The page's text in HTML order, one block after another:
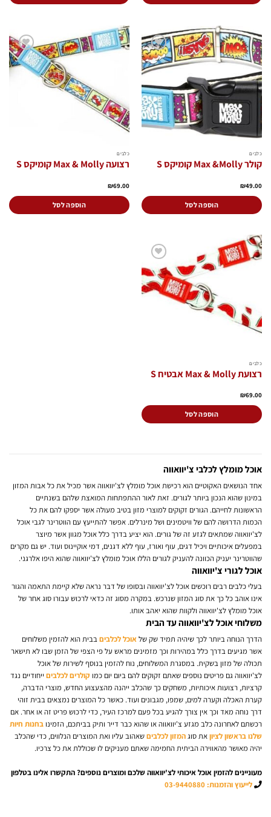
הוסף
לרשימת
המשאלות
כלבים
קולר Max &Molly קומיקס S
₪49.00
הוספה לסל
הוסף
לרשימת
המשאלות
כלבים
רצועה Max & Molly קומיקס S
₪69.00
הוספה לסל
לרשימת
המשאלות
כלבים
רצועת Max & Molly אבטיח S
₪69.00
הוספה לסל
אוכל מומלץ לכלבי צ'יוואווה
אחד הנושאים האקוטיים הוא רכישת אוכל מומלץ לצ'יוואווה אשר מכיל את כל אבות המזון
במינון שהוא הנכון ביותר לגורים. זאת לאור ההתפתחות המואצת שלהם בשנתיים
הראשונות לחייהם. הגורים זקוקים למוצרי מזון בטיב מעולה אשר יספקו להם את כל
הכמות הדרושה להם של וויטמינים ושל מינרלים. אפשר להתייעץ עם הווטרינר לגבי אוכל
לצ'יוואווה שמתאים לגזע זה של גורים. הוא יציע בדרך כלל אוכל מגוון אשר מיוצר
במפעלים איכותיים ויכיל דגים, עוף ואורז, עוף ללא דגנים, דמי אוקיינוס ועוד. יש גם מקרים
שהווטרינר יעניק הכוונה להעניק לגורים הללו אוכל מומלץ לצ'יוואווה שהוא היפו אלרגני.
אוכל לגורי צ'יוואווה
בעלי כלבים רבים רוכשים אוכל לצ'יוואווה ובסופו של דבר נראה שלא קיימת התאמה והגור
אינו אוהב כל כך את סוג המזון שנרכש. במקרה מסוג זה כדאי לרכוש עבורו סוג אחר של
אוכל מומלץ לצ'יוואווה ולקוות שהוא יאהב אותו.
משלוחי אוכל לצ'יוואווה עד הבית
הדרך הנוחה ביותר לכך שיהיה תמיד שק שלאוכל לכלביםבבית הוא להזמין משלוחים
אשר מגיעים בדרך כלל במהירות וכך מזמינים מראש על פי הצפי של הזמן שבו לא תישאר
תכולה של מזון בשקית. במסגרת המשלוחים, נוח להזמין בנוסף לשירות של אוכל
לצ'יוואווה גם פריטים נוספים שאתם זקוקים להם ביום יום כמו קולרים לכלבים ייחודיים נגד
קרציות, רצועות איכותיות, משחקים כך שהכלב ייהנה מהצעצוע החדש, מוצרי הדברה,
קערת האכלה וקערה למים, שמפו, מגבונים ועוד. כאשר כל המוצרים נמצאים בבית זוהי
דרך נוחה מאד וכך אין צורך להגיע בכל פעם למרכז העיר, כדי לרכוש פריט זה או אחר. אם
רכשתם לאחרונה כלב מגזע צ'יוואווה או שהוא כבר דייר ותיק בביתכם, הזמינובחנות חיות
שלנו בראשון לציוןאת סוגהמזון לכלביםשאהוב עליו ואת המוצרים הנלווים, כדי שהכלב
יהיה מאושר מהאווירה הביתית החמימה שאתם מעניקים לו שכוללת את כל צרכיו.
מעוניינים להזמין אוכל איכותי לצ'יוואווה שלכם ומוצרים נוספים?התקשרו אלינו בטלפון
לייעוץ והזמנות: 03-9440880